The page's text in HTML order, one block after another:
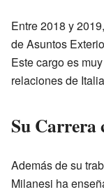
Entre 2018 y
de Asuntos
Este cargo es
relaciones de
Su Carrera
Además de su
Milanesi ha